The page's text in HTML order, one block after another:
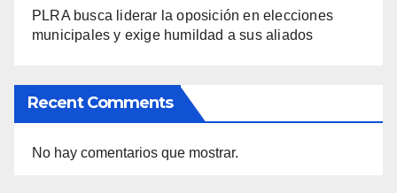
PLRA busca liderar la oposición en elecciones
municipales y exige humildad a sus aliados
Recent Comments
No hay comentarios que mostrar.